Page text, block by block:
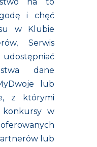
i chęć
w Klubie
Serwis
dane
e lub
z którymi
konkursy w
lub